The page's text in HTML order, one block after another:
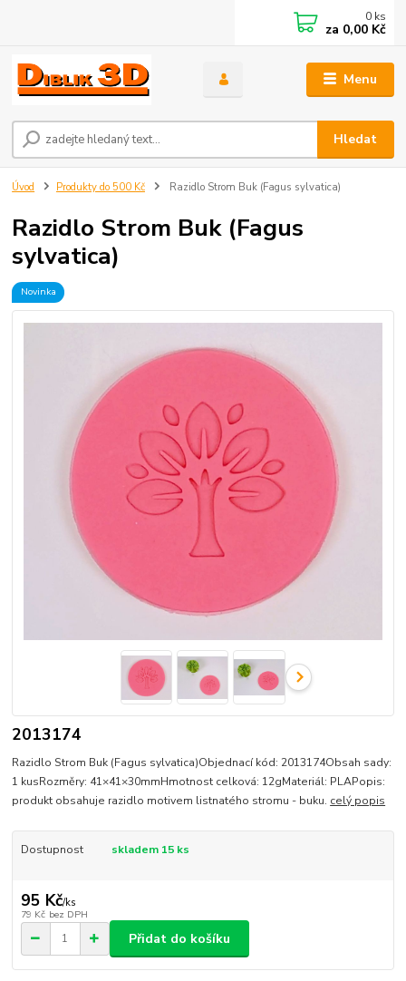
Menu
Hledat
0 ks
za 0,00 Kč
Úvod Produkty do 500 Kč Razidlo Strom Buk (Fagus sylvatica)
Razidlo Strom Buk (Fagus
sylvatica)
Novinka
2013174
Razidlo Strom Buk (Fagus sylvatica)Objednací kód: 2013174Obsah sady:
1 kusRozměry: 41×41×30mmHmotnost celková: 12gMateriál: PLAPopis:
produkt obsahuje razidlo motivem listnatého stromu - buku. celý popis
Dostupnost skladem 15 ks
95 Kč/ks
79 Kč bez DPH
Přidat do košíku